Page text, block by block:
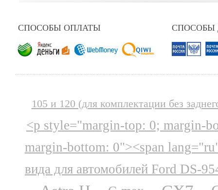
СПОСОБЫ ОПЛАТЫ СПОСОБЫ
105 и 120 (для комплектации без
<p style="margin-top: 0; margin-
margin-bottom: 0"><span
вида для автомобилей Ford DS-